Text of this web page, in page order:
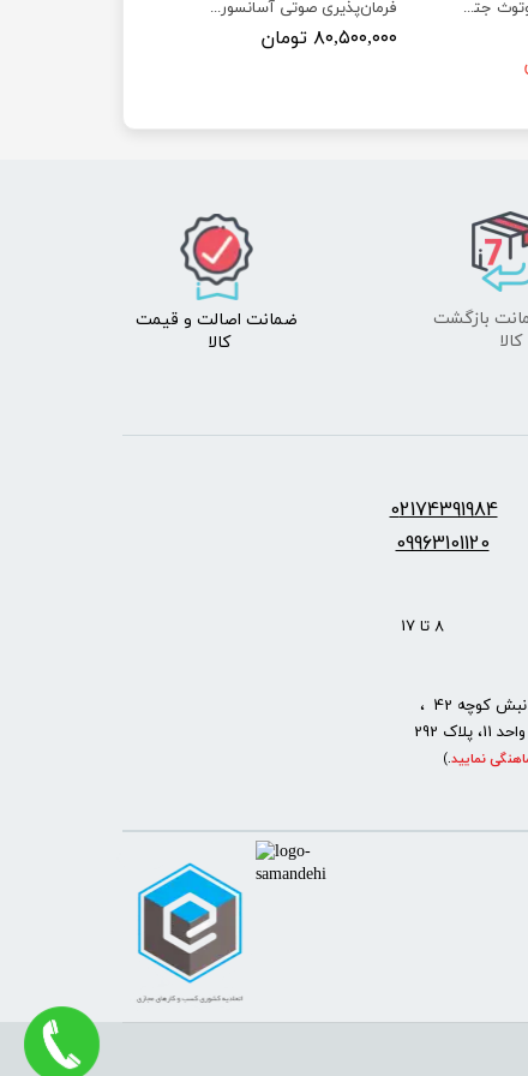
فرمان‌پذیری صوتی آسانسور بدون نیاز به لمس کلیدها جهت پیشگیری از بیماری‌ها و کمک به افراد توانخواه
۸۰,۵۰۰,۰۰۰ تومان
ماژول وای فای و بلوتوث جتسون نانو به همراه آنتن Wireless AC8265 WiFi and Bluetooth
​​​​​​​کالا
ضمانت اصالت و قیمت​​​​​​​
کالا ​​​​​​​
02174391984
09963101120
8 تا 17
کوچه 42 ،
نمایید.
)